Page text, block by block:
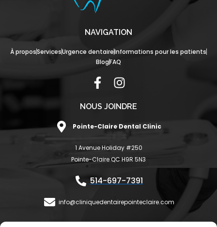
NAVIGATION
À proposServicesUrgence dentaireInformations pour les patients
BlogFAQ
F
c
b
o
o
-
I
s
a
g
r
m
NOUS JOINDRE
Pointe-Claire Dental Clinic
1 Avenue Holiday #250
Pointe-Claire QC H9R 5N3
514-697-7391
info@cliniquedentairepointeclaire.com